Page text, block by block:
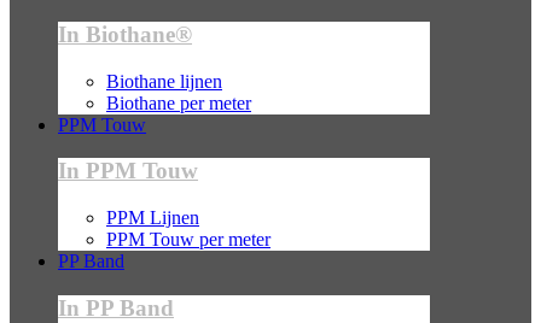
In Biothane®
Biothane lijnen
Biothane per meter
PPM Touw
In PPM Touw
PPM Lijnen
PPM Touw per meter
PP Band
In PP Band